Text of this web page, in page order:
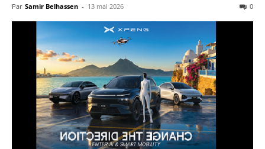
Par Samir Belhassen - 13 mai 2026 0